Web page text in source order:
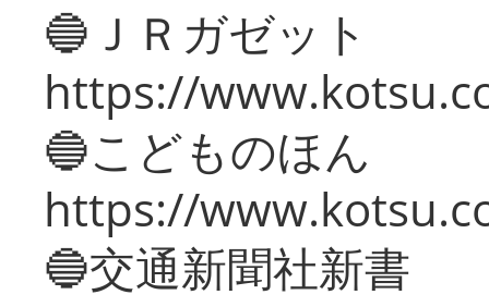
🔵ＪＲガゼット
https://
🔵こどものほん
https://
🔵交通新聞社新書